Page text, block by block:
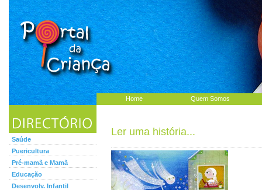
Home Quem Somos
Saúde
Puericultura
Pré-mamã e Mamã
Educação
Desenvolv. Infantil
Ler uma história...